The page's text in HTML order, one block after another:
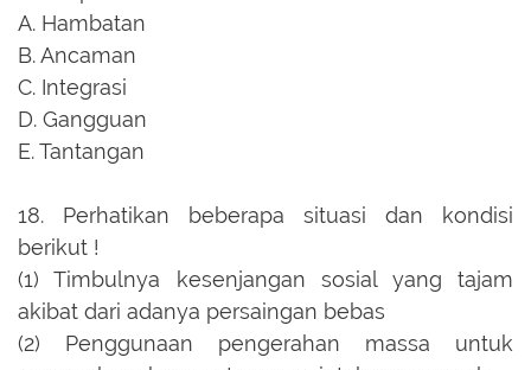
A. Hambatan
B.Ancaman
C. Integrasi
D. Gangguan
E.Tantangan
18.
Perhatikan beberapa situasi dan kondisi
berikut !
(1) Timbulnya kesenjangan sosial yang tajam
akibat dari adanya persaingan bebas
(2) Penggunaan pengerahan massa untuk